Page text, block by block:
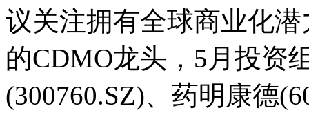
议关注拥有全球商业化
的CDMO龙头，5月投资
(300760.SZ)、药明康德